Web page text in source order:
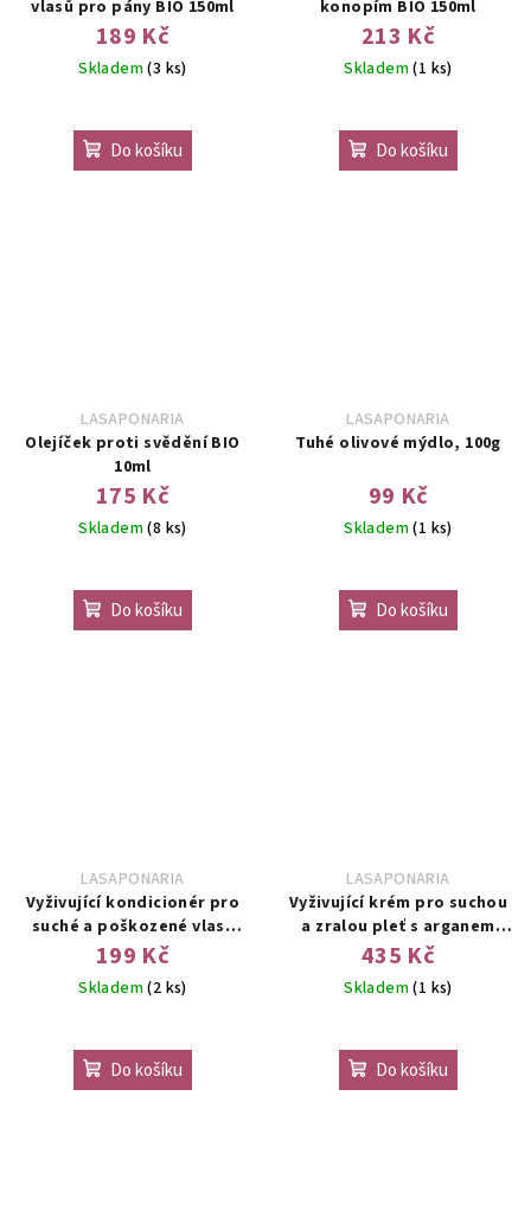
vlasů pro pány BIO 150ml
189 Kč
Skladem(3 ks)
Do košíku
konopím BIO 150ml
213 Kč
Skladem(1 ks)
hodnocení
produktu
je
Do košíku
LASAPONARIA
Olejíček proti svědění BIO
10ml
175 Kč
Skladem(8 ks)
Do košíku
LASAPONARIA
Tuhé olivové mýdlo, 100g
99 Kč
Skladem(1 ks)
Do košíku
LASAPONARIA
Vyživující kondicionér pro
suché a poškozené vlasy
150ml
199 Kč
Skladem(2 ks)
Do košíku
LASAPONARIA
Vyživující krém pro suchou
a zralou pleť s arganem
BIO50 ml
435 Kč
Skladem(1 ks)
Do košíku